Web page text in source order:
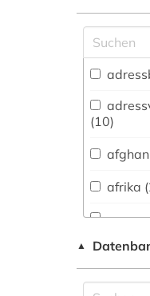
und
Sprachen
(10)
afrika
(1)
▲